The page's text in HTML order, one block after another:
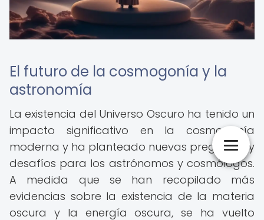
El futuro de la cosmogonía y la
astronomía
La existencia del Universo Oscuro ha tenido un
impacto significativo en la cosmogonía
moderna y ha planteado nuevas preguntas y
desafíos para los astrónomos y cosmólogos.
A medida que se han recopilado más
evidencias sobre la existencia de la materia
oscura y la energía oscura, se ha vuelto